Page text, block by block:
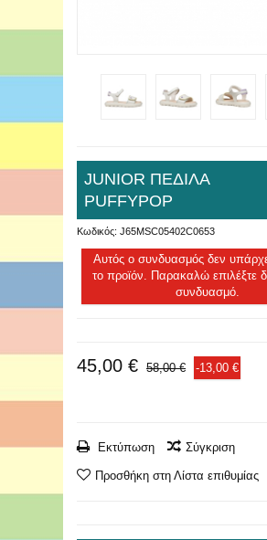
JUNIOR ΠΕΔΙΛΑ
PUFFYPOP
Κωδικός: J65MSC05402C0653
Αυτός ο συνδυασμός δεν
το προϊόν. Παρακαλώ επιλέξτε
συνδυασμό.
45,00 € 58,00 € -13,00 €
Εκτύπωση Σύγκριση
Προσθήκη στη Λίστα επιθυμίας